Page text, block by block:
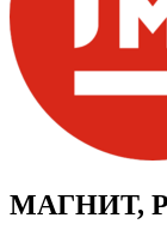
МАГНИТ,